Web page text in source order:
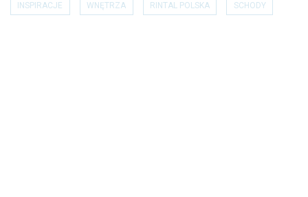
INSPIRACJE WNĘTRZA RINTAL POLSKA SCHODY